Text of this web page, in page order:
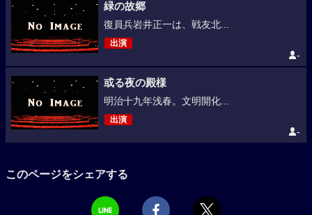
緑の故郷
復員兵岩井正一は、戦友北...
出演
-
或る夜の殿様
明治十九年浅春。文明開化...
出演
-
このページをシェアする